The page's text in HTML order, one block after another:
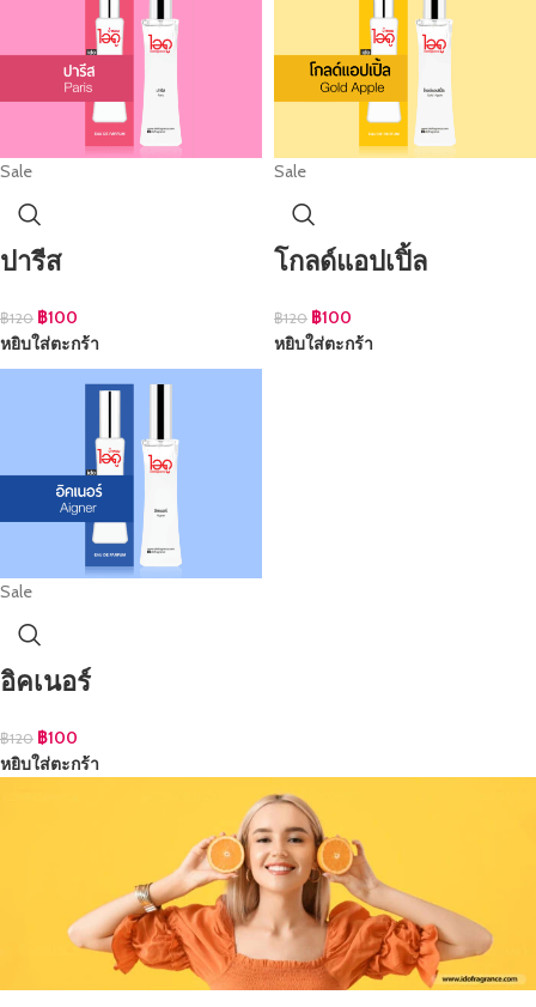
Sale
ปารีส
฿120 ฿100
หยิบใส่ตะกร้า
Sale
โกลด์แอปเปิ้ล
฿120 ฿100
หยิบใส่ตะกร้า
Sale
อิคเนอร์
฿120 ฿100
หยิบใส่ตะกร้า